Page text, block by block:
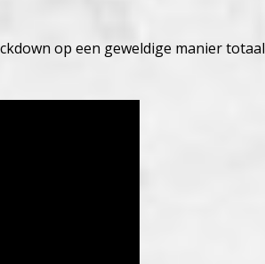
op een geweldige manier totaal